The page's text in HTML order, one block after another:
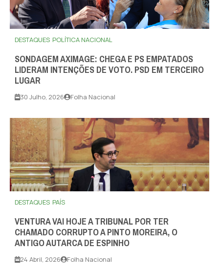
DESTAQUES POLÍTICA NACIONAL
SONDAGEM AXIMAGE: CHEGA E PS EMPATADOS
LIDERAM INTENÇÕES DE VOTO. PSD EM TERCEIRO
LUGAR
30 Julho, 2026 Folha Nacional
DESTAQUES PAÍS
VENTURA VAI HOJE A TRIBUNAL POR TER
CHAMADO CORRUPTO A PINTO MOREIRA, O
ANTIGO AUTARCA DE ESPINHO
24 Abril, 2026 Folha Nacional